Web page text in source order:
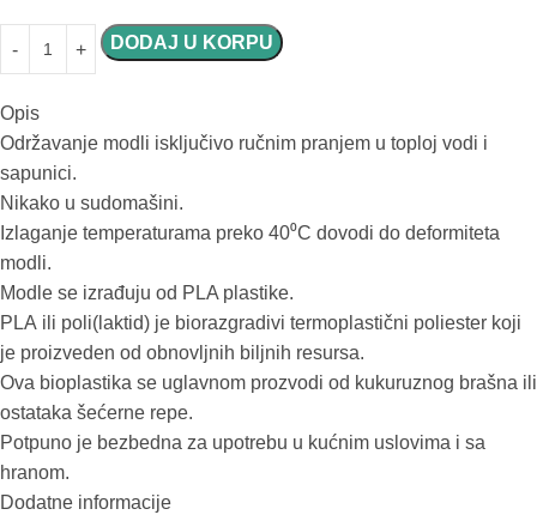
DODAJ U KORPU
Opis
Održavanje modli isključivo ručnim pranjem u toploj vodi i
sapunici.
Nikako u sudomašini.
Izlaganje temperaturama preko 40⁰C dovodi do deformiteta
modli.
Modle se izrađuju od PLA plastike.
PLA ili poli(laktid) je biorazgradivi termoplastični poliester koji
je proizveden od obnovljnih biljnih resursa.
Ova bioplastika se uglavnom prozvodi od kukuruznog brašna ili
ostataka šećerne repe.
Potpuno je bezbedna za upotrebu u kućnim uslovima i sa
hranom.
Dodatne informacije